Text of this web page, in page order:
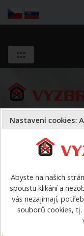
Sloužíme těm, kteří
> výrobci >
Abyste na našich
spoustu klikání a
vás nezajímají,
souborů cookies, tj.